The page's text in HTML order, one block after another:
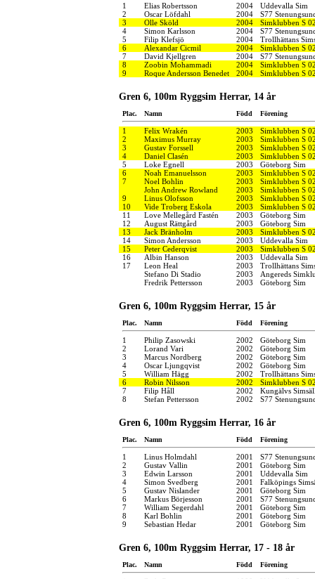
1 Elias Robertsson 2004
Uddevalla Sim
2
Oscar Löfdahl 2004
S77
3
Olle Sköld 2004
Simklubben S
4
Simon Karlsson 2004
S77
5
Filip Klefsjö 2004
Trollhättans
6
Alexandar Cicmil 2004
Simklubben S
7
David Kjellgren 2004
S77
8
Zoobin Mohammadi 2004
Simklubben S
9
Roque Andersson Benedet 2004 Simklubben S
Gren 6, 100m Ryggsim Herrar, 14 år
Plac. Namn Född Förening
1 Felix Wrakén 2003
Simklubben S
2
Maximus Murray 2003
Simklubben S
3
Gustav Forssell 2003
Simklubben S
4
Daniel Clasén 2003
Simklubben S
5
Loke Egnell 2003
Göteborg Sim
6
Noah Emanuelsson 2003
Simklubben S
7
Noel Bohlin 2003
Simklubben S
John Andrew Rowland
2003
Simklubben S
9
Linus Olofsson 2003
Simklubben S
10
Vide Troberg Eskola 2003
Simklubben S
11
Love Mellegård Fastén 2003
Göteborg Sim
12
August Rättgård 2003
Göteborg Sim
13
Jack Bränholm 2003
Simklubben S
14
Simon Andersson 2003
Uddevalla Sim
15
Peter Cederqvist 2003
Simklubben S
16
Albin Hanson 2003
Uddevalla Sim
17
Leon Heal 2003
Trollhättans
Stefano Di Stadio
2003
Angereds
Fredrik Pettersson
2003 Göteborg Sim
Gren 6, 100m Ryggsim Herrar, 15 år
Plac. Namn Född Förening
1 Philip Zasowski 2002
Göteborg Sim
2
Lorand Vari 2002
Göteborg Sim
3
Marcus Nordberg 2002
Göteborg Sim
4
Oscar Ljungqvist 2002
Göteborg Sim
5
William Hägg 2002
Trollhättans
6
Robin Nilsson 2002
Simklubben S
7
Filip Håll 2002
Kungälvs
8
Stefan Pettersson 2002 S77
Gren 6, 100m Ryggsim Herrar, 16 år
Plac. Namn Född Förening
1 Linus Holmdahl 2001
S77
2
Gustav Vallin 2001
Göteborg Sim
3
Edwin Larsson 2001
Uddevalla Sim
4
Simon Svedberg 2001
Falköpings
5
Gustav Nislander 2001
Göteborg Sim
6
Markus Börjesson 2001
S77
7
William Segerdahl 2001
Göteborg Sim
8
Karl Bohlin 2001
Göteborg Sim
9
Sebastian Hedar 2001 Göteborg Sim
Gren 6, 100m Ryggsim Herrar, 17 - 18 år
Plac. Namn Född Förening